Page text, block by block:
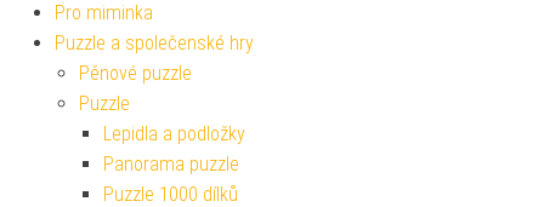
Pro miminka
Puzzle a společenské hry
Pěnové puzzle
Puzzle
Lepidla a podložky
Panorama puzzle
Puzzle 1000 dílků